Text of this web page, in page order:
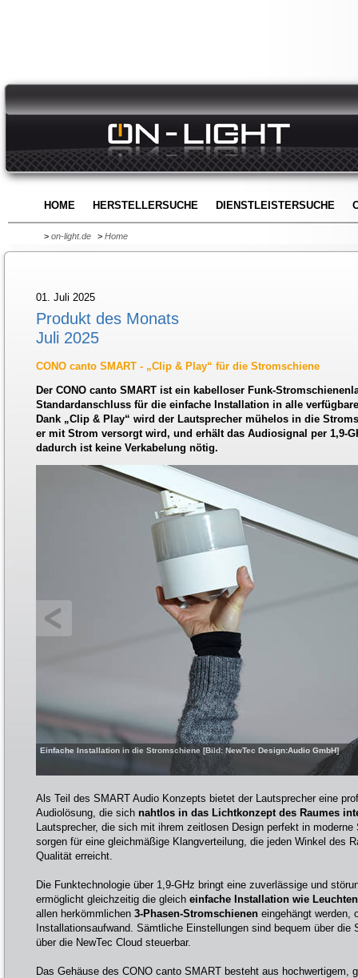
HOME HERSTELLERSUCHE DIENSTLEISTERSUCHE
> on-light.de > Home
01. Juli 2025
Produkt des Monats
Juli 2025
CONO canto SMART - „Clip & Play“ für die Stromschiene
Der CONO canto SMART ist ein kabelloser Funk-
Standardanschluss für die einfache Installation in alle
Dank „Clip & Play“ wird der Lautsprecher mühelos in die
er mit Strom versorgt wird, und erhält das Audiosignal per 1,9-
dadurch ist keine Verkabelung nötig.
Einfache Installation in die Stromschiene [Bild: NewTec Design:Audio GmbH]
Als Teil des SMART Audio Konzepts bietet der Lautsprecher eine
Audiolösung, die sich nahtlos in das Lichtkonzept des Raumes
Lautsprecher, die sich mit ihrem zeitlosen Design perfekt in moderne
sorgen für eine gleichmäßige Klangverteilung, die jeden Winkel des
Qualität erreicht.
Die Funktechnologie über 1,9-GHz bringt eine zuverlässige und
ermöglicht gleichzeitig die gleich einfache Installation wie Leuchten
allen herkömmlichen 3-Phasen-Stromschienen eingehängt werden,
Installationsaufwand. Sämtliche Einstellungen sind bequem über die
über die NewTec Cloud steuerbar.
Das Gehäuse des CONO canto SMART besteht aus hochwertigem,